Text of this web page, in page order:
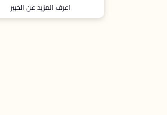
اعرف المزيد عن الخبير